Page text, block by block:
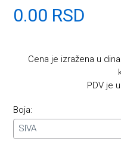
0.00 RSD
Cena je izražena u
PDV je
Boja:
SIVA